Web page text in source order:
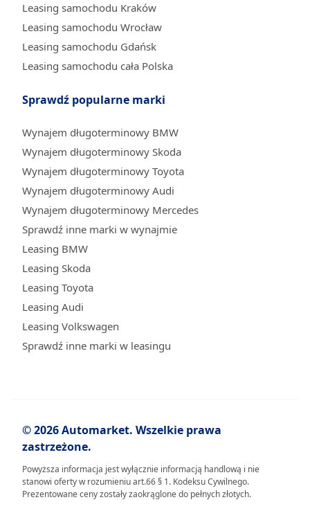
Leasing samochodu Kraków
Leasing samochodu Wrocław
Leasing samochodu Gdańsk
Leasing samochodu cała Polska
Sprawdź popularne marki
Wynajem długoterminowy BMW
Wynajem długoterminowy Skoda
Wynajem długoterminowy Toyota
Wynajem długoterminowy Audi
Wynajem długoterminowy Mercedes
Sprawdź inne marki w wynajmie
Leasing BMW
Leasing Skoda
Leasing Toyota
Leasing Audi
Leasing Volkswagen
Sprawdź inne marki w leasingu
© 2026 Automarket. Wszelkie prawa
zastrzeżone.
Powyższa informacja jest wyłącznie informacją handlową i nie
stanowi oferty w rozumieniu art.66 § 1. Kodeksu Cywilnego.
Prezentowane ceny zostały zaokrąglone do pełnych złotych.